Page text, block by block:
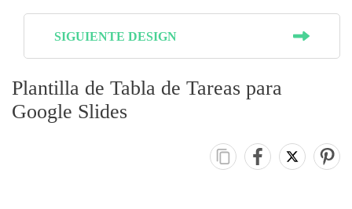
SIGUIENTE DESIGN
Plantilla de Tabla de Tareas para
Google Slides